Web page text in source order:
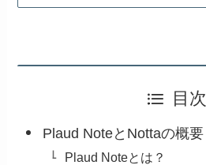
目次
Plaud NoteとNottaの概要
Plaud Noteとは？